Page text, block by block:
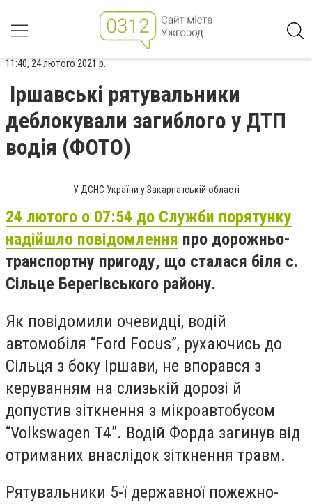
11:40, 24 лютого 2021 р.
Іршавські рятувальники
деблокували загиблого у ДТП
водія (ФОТО)
У ДСНС України у Закарпатській області
24 лютого о 07:54 до Служби порятунку
надійшло повідомлення про дорожньо-
транспортну пригоду, що сталася біля с.
Сільце Берегівського району.
Як повідомили очевидці, водій
автомобіля “Ford Focus”, рухаючись до
Сільця з боку Іршави, не впорався з
керуванням на слизькій дорозі й
допустив зіткнення з мікроавтобусом
“Volkswagen T4”. Водій Форда загинув від
отриманих внаслідок зіткнення травм.
Рятувальники 5-ї державної пожежно-